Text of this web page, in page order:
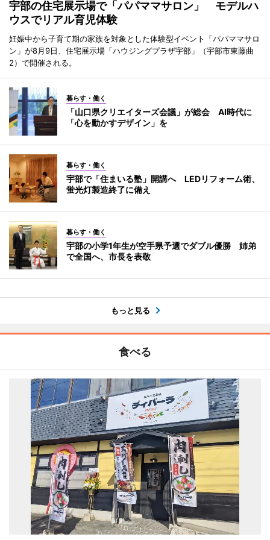
宇部の住宅展示場で「パパママサロン」 モデルハ
ウスでリアル育児体験
妊娠中から子育て期の家族を対象とした体験型イベント「パパママサロ
ン」が8月9日、住宅展示場「ハウジングプラザ宇部」（宇部市東藤曲
2）で開催される。
暮らす・働く
「山口県クリエイターズ会議」が総会 AI時代に
「心を動かすデザイン」を
暮らす・働く
宇部で「住まいる塾」開講へ LEDリフォーム術、
蛍光灯製造終了に備え
暮らす・働く
宇部の小学1年生が空手県予選でダブル優勝 姉弟
で全国へ、市長を表敬
もっと見る
食べる